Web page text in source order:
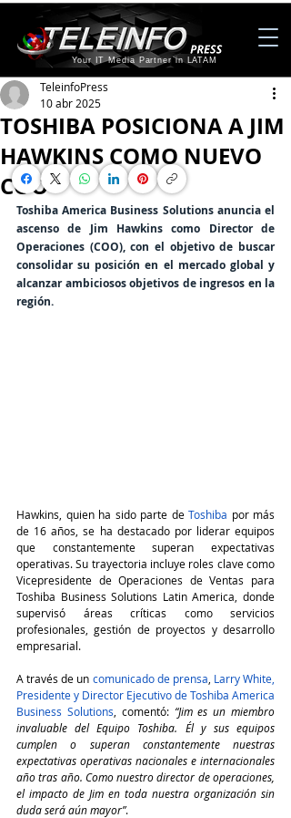
Your IT Media Partner in LATAM
TOSHIBA POSICIONA A JIM
HAWKINS COMO NUEVO
COO
TeleinfoPress
10 abr 2025
Toshiba America Business Solutions anuncia el
ascenso de Jim Hawkins como Director de
Operaciones (COO), con el objetivo de buscar
consolidar su posición en el mercado global y
alcanzar ambiciosos objetivos de ingresos en la
región.
Hawkins, quien ha sido parte de Toshiba por más
de 16 años, se ha destacado por liderar equipos
que constantemente superan expectativas
operativas. Su trayectoria incluye roles clave como
Vicepresidente de Operaciones de Ventas para
Toshiba Business Solutions Latin America, donde
supervisó áreas críticas como servicios
profesionales, gestión de proyectos y desarrollo
empresarial.
A través de un comunicado de prensa Larry White,
Presidente y Director Ejecutivo de Toshiba America
Business Solutions , comentó: “Jim es un miembro
invaluable del Equipo Toshiba. Él y sus equipos
cumplen o superan constantemente nuestras
expectativas operativas nacionales e internacionales
año tras año. Como nuestro director de operaciones,
el impacto de Jim en toda nuestra organización sin
duda será aún mayor”.